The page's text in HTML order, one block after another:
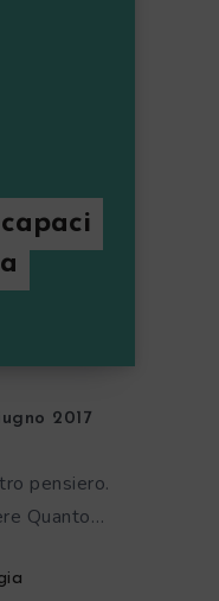
2017
pensiero.
Quanto…